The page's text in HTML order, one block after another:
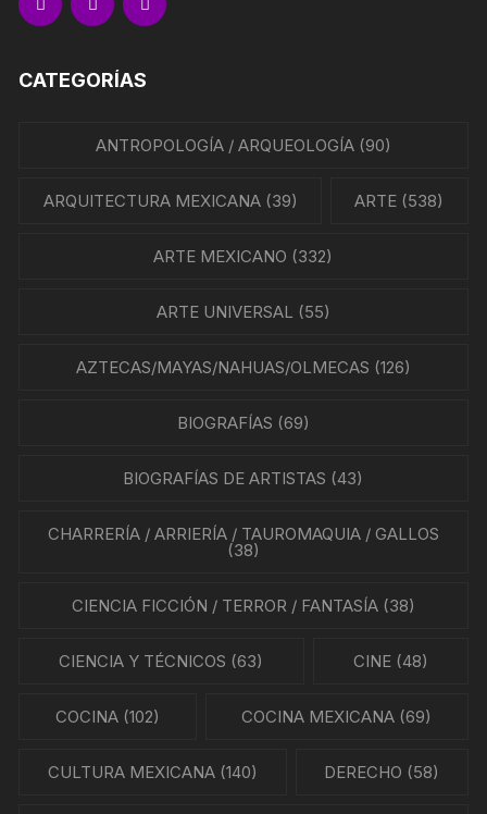
CATEGORÍAS
ANTROPOLOGÍA / ARQUEOLOGÍA(90)
ARQUITECTURA MEXICANA(39) ARTE (538)
ARTE MEXICANO (332)
ARTE UNIVERSAL (55)
AZTECAS/MAYAS/NAHUAS/OLMECAS (126)
BIOGRAFÍAS (69)
BIOGRAFÍAS DE ARTISTAS (43)
CHARRERÍA / ARRIERÍA / TAUROMAQUIA / GALLOS
(38)
CIENCIA FICCIÓN / TERROR / FANTASÍA(38)
CIENCIA Y TÉCNICOS (63) CINE(48)
COCINA(102) COCINA MEXICANA (69)
CULTURA MEXICANA(140) DERECHO (58)